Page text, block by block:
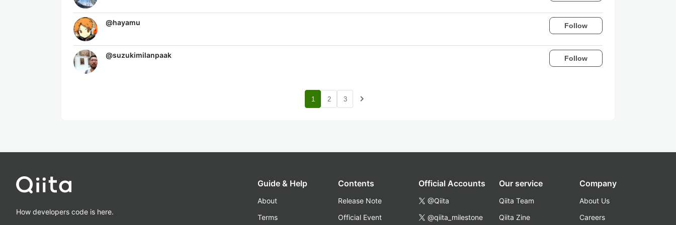
@hayamu Follow
@suzukimilanpaak Follow
1 2 3 navigate_next
How developers code is here.
Guide & Help
About
Terms
Contents
Release Note
Official Event
Official Accounts
@Qiita
@qiita_milestone
Our service
Qiita Team
Qiita Zine
Company
About Us
Careers